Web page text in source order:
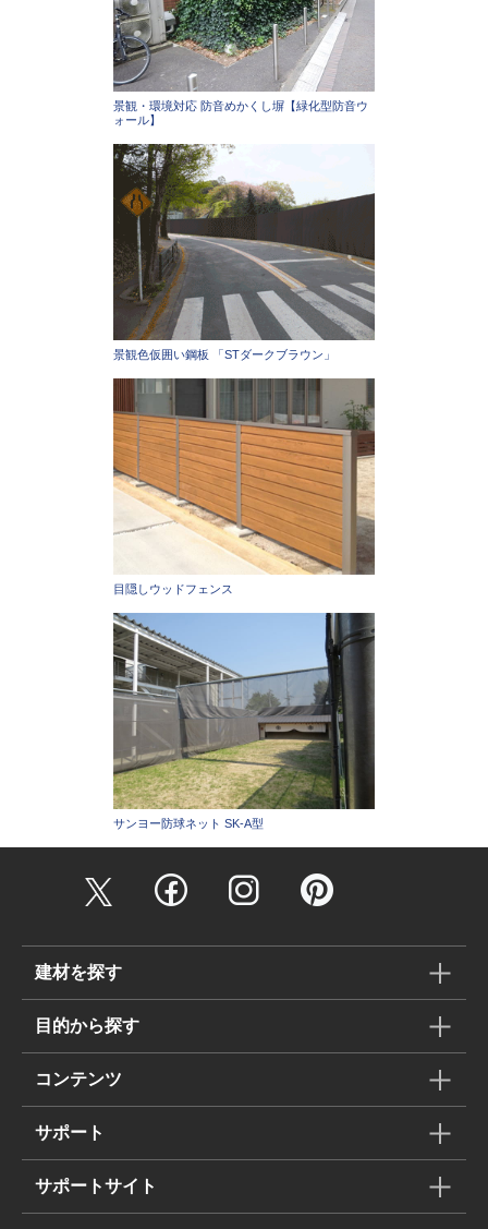
景観・環境対応 防音めかくし塀【緑化型防音ウ
ォール】
景観色仮囲い鋼板 「STダークブラウン」
目隠しウッドフェンス
サンヨー防球ネット SK-A型
建材を探す
目的から探す
コンテンツ
サポート
サポートサイト